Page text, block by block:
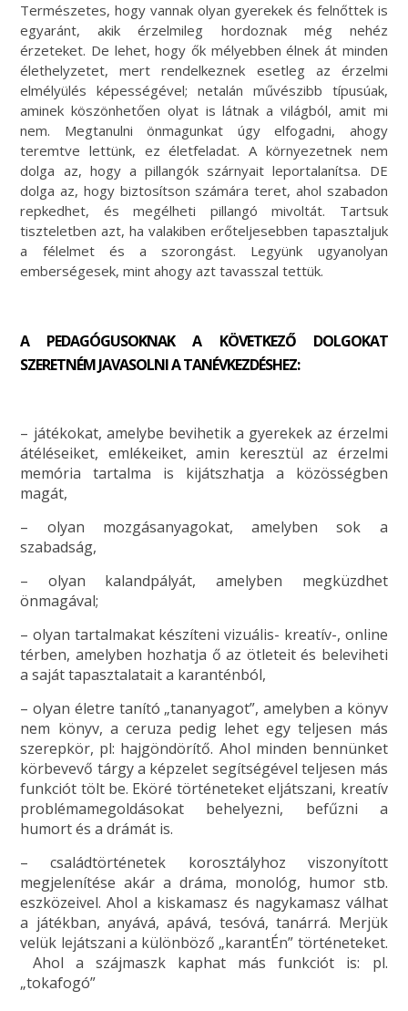
Természetes, hogy vannak olyan gyerekek és felnőttek is
egyaránt, akik érzelmileg hordoznak még nehéz
érzeteket. De lehet, hogy ők mélyebben élnek át minden
élethelyzetet, mert rendelkeznek esetleg az érzelmi
elmélyülés képességével; netalán művészibb típusúak,
aminek köszönhetően olyat is látnak a világból, amit mi
nem. Megtanulni önmagunkat úgy elfogadni, ahogy
teremtve lettünk, ez életfeladat. A környezetnek nem
dolga az, hogy a pillangók szárnyait leportalanítsa. DE
dolga az, hogy biztosítson számára teret, ahol szabadon
repkedhet, és megélheti pillangó mivoltát. Tartsuk
tiszteletben azt, ha valakiben erőteljesebben tapasztaljuk
a félelmet és a szorongást. Legyünk ugyanolyan
emberségesek, mint ahogy azt tavasszal tettük.
A PEDAGÓGUSOKNAK A KÖVETKEZŐ DOLGOKAT
SZERETNÉM JAVASOLNI A TANÉVKEZDÉSHEZ:
– játékokat, amelybe bevihetik a gyerekek az érzelmi
átéléseiket, emlékeiket, amin keresztül az érzelmi
memória tartalma is kijátszhatja a közösségben
magát,
– olyan mozgásanyagokat, amelyben sok a
szabadság,
– olyan kalandpályát, amelyben megküzdhet
önmagával;
– olyan tartalmakat készíteni vizuális- kreatív-, online
térben, amelyben hozhatja ő az ötleteit és beleviheti
a saját tapasztalatait a karanténból,
– olyan életre tanító „tananyagot”, amelyben a könyv
nem könyv, a ceruza pedig lehet egy teljesen más
szerepkör, pl: hajgöndörítő. Ahol minden bennünket
körbevevő tárgy a képzelet segítségével teljesen más
funkciót tölt be. Eköré történeteket eljátszani, kreatív
problémamegoldásokat behelyezni, befűzni a
humort és a drámát is.
– családtörténetek korosztályhoz viszonyított
megjelenítése akár a dráma, monológ, humor stb.
eszközeivel. Ahol a kiskamasz és nagykamasz válhat
a játékban, anyává, apává, tesóvá, tanárrá. Merjük
velük lejátszani a különböző „karantÉn” történeteket.
Ahol a szájmaszk kaphat más funkciót is: pl.
„tokafogó”